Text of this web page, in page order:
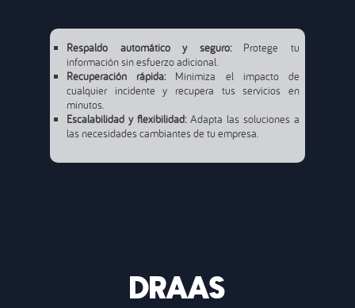
Respaldo automático y seguro: Protege tu
información sin esfuerzo adicional.
Recuperación rápida: Minimiza el impacto de
cualquier incidente y recupera tus servicios en
minutos.
Escalabilidad y flexibilidad: Adapta las soluciones a
las necesidades cambiantes de tu empresa.
DRAAS